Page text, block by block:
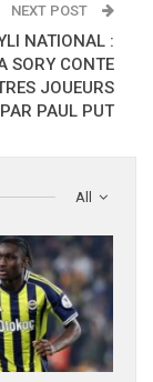
NEXT POST
NATIONAL :
SORY CONTE
JOUEURS
PAUL PUT
All